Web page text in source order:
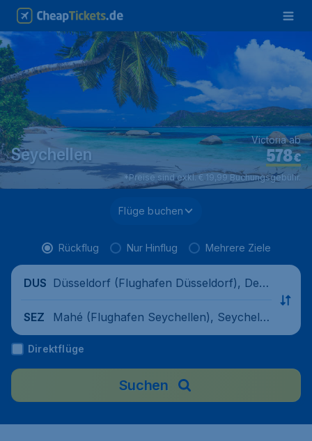
Seychellen €
578
Victoria ab
*Preise sind exkl. € 19,99 Buchungsgebühr.
Flüge buchen
Rückflug Nur Hinflug Mehrere Ziele
DUS Düsseldorf (Flughafen Düsseldorf), Deut
SEZ
Mahé (Flughafen Seychellen), Seychelle
n
Direktflüge
Suchen